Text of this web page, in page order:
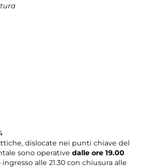
dislocate nei punti chiave del
sono operative dalle ore 19.00
alle 21.30 con chiusura alle